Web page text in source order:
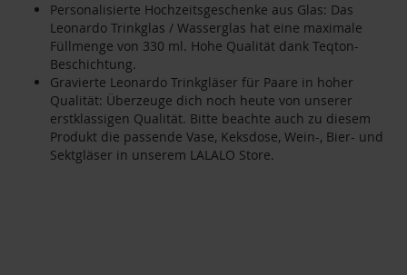
Personalisierte Hochzeitsgeschenke aus Glas: Das
Leonardo Trinkglas / Wasserglas hat eine maximale
Füllmenge von 330 ml. Hohe Qualität dank Teqton-
Beschichtung.
Gravierte Leonardo Trinkgläser für Paare in hoher
Qualität: Überzeuge dich noch heute von unserer
erstklassigen Qualität. Bitte beachte auch zu diesem
Produkt die passende Vase, Keksdose, Wein-, Bier- und
Sektgläser in unserem LALALO Store.